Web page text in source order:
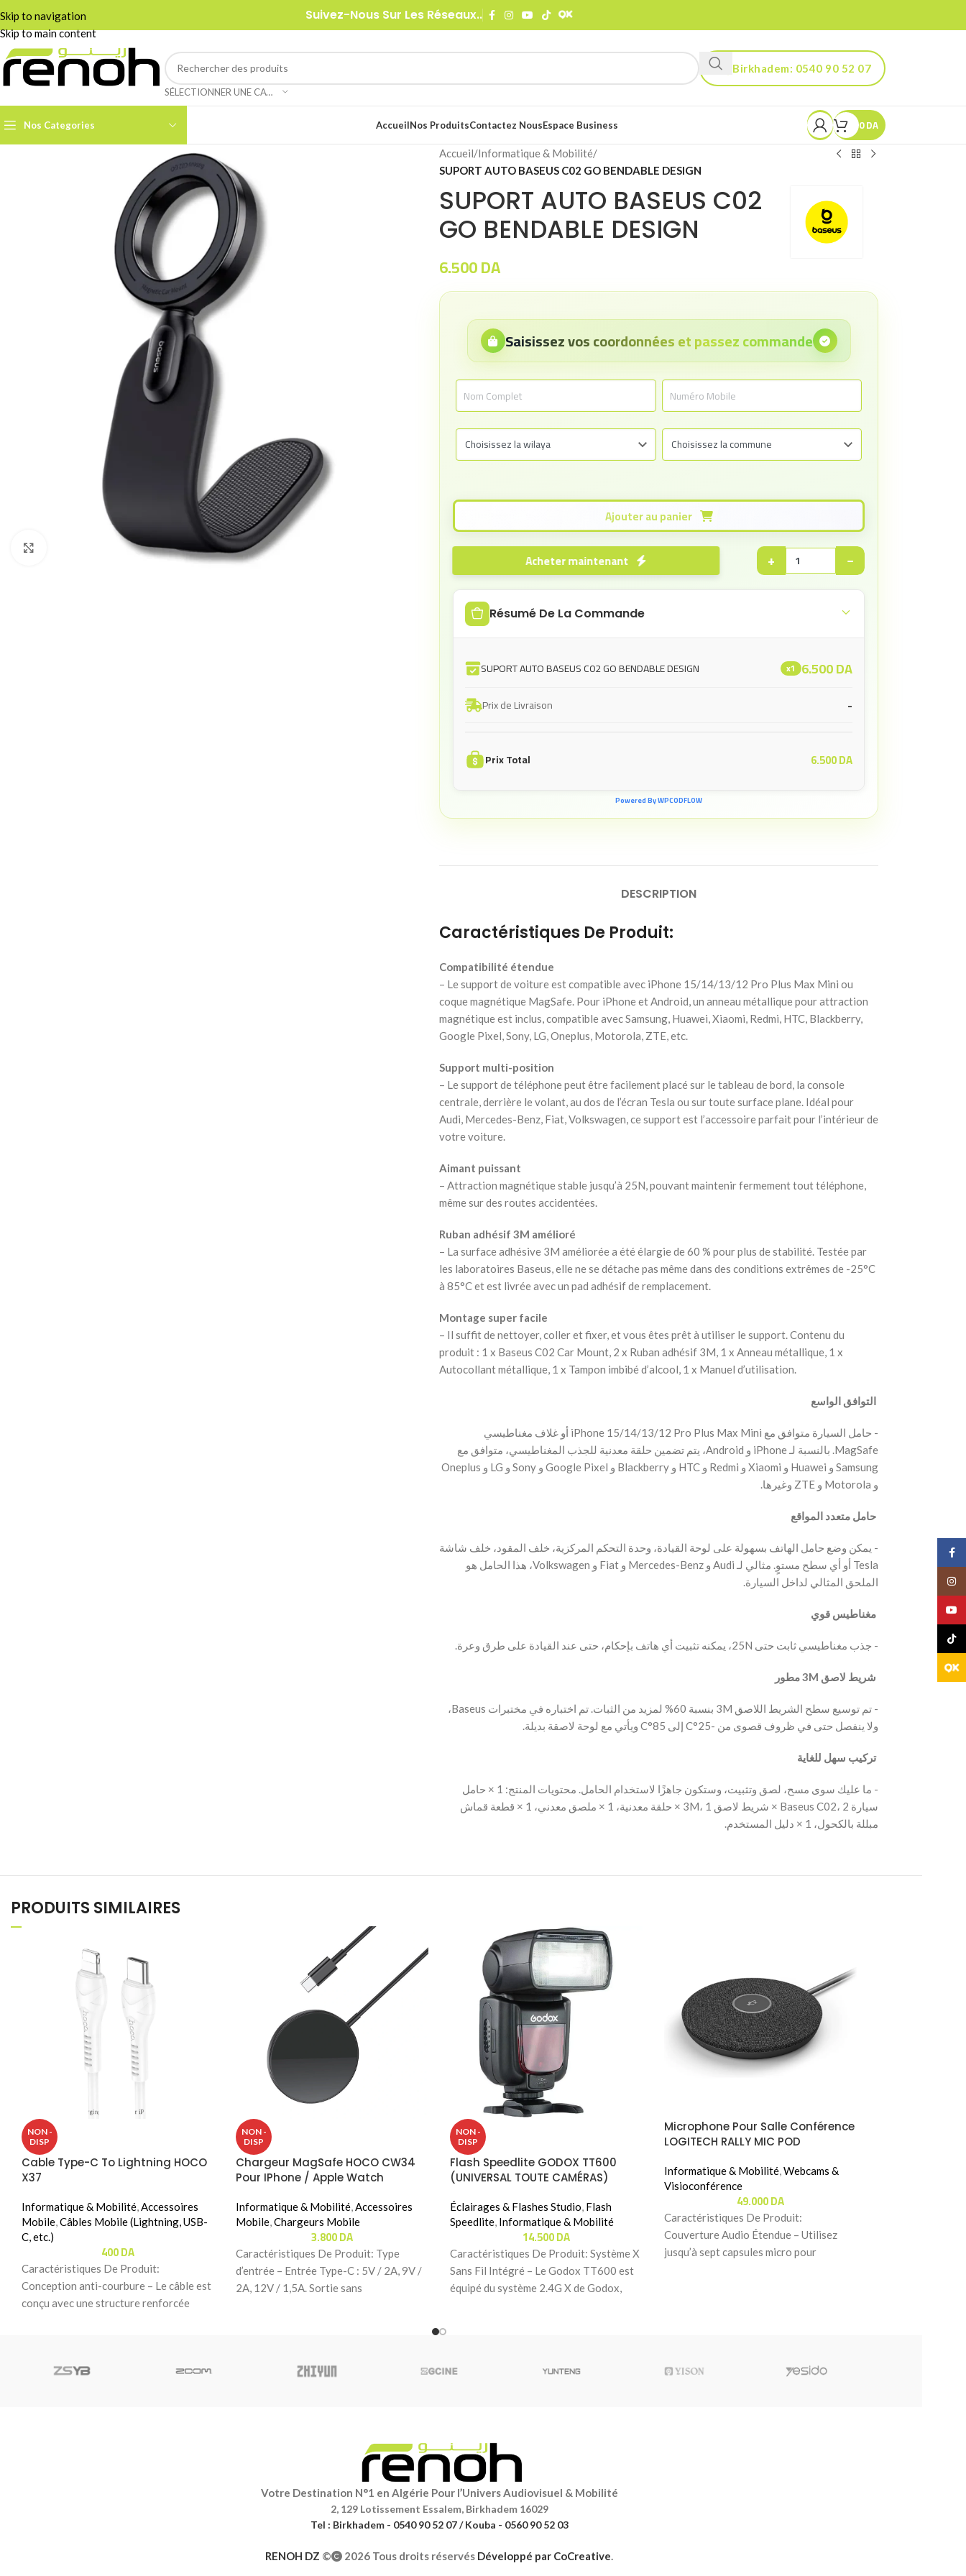
Skip to navigation
Skip to main content
Suivez-Nous Sur Les Réseaux..
SÉLECTIONNER UNE CATÉGORIE
Birkhadem: 0540 90 52 07
Kouba: 0560 90 52 03
Nos Categories
Adaptateurs &
Convertisseurs
Câbles Audio
Câbles Data & Réseau
Câbles Video
Cages & Grips Smartphone
Cartes de Capture Audio /
AccueilNos ProduitsContactez NousEspace Business 0DA
Accueil/Informatique & Mobilité/
SUPORT AUTO BASEUS C02 GO BENDABLE DESIGN
SUPORT AUTO BASEUS C02
GO BENDABLE DESIGN
6.500DA
Saisissez vos coordonnées et passez commande
Ajouter au panier
−
+
Acheter maintenant
Résumé De La Commande
SUPORT AUTO BASEUS C02 GO BENDABLE DESIGN x1 6.500DA
Prix de Livraison -
Prix Total 6.500DA
Powered By WPCODFLOW
DESCRIPTION
Caractéristiques De Produit:
Compatibilité étendue
– Le support de voiture est compatible avec iPhone 15/14/13/12 Pro Plus Max Mini ou
coque magnétique MagSafe. Pour iPhone et Android, un anneau métallique pour attraction
magnétique est inclus, compatible avec Samsung, Huawei, Xiaomi, Redmi, HTC, Blackberry,
Google Pixel, Sony, LG, Oneplus, Motorola, ZTE, etc.
Support multi-position
– Le support de téléphone peut être facilement placé sur le tableau de bord, la console
centrale, derrière le volant, au dos de l’écran Tesla ou sur toute surface plane. Idéal pour
Audi, Mercedes-Benz, Fiat, Volkswagen, ce support est l’accessoire parfait pour l’intérieur de
votre voiture.
Aimant puissant
– Attraction magnétique stable jusqu’à 25N, pouvant maintenir fermement tout téléphone,
même sur des routes accidentées.
Ruban adhésif 3M amélioré
– La surface adhésive 3M améliorée a été élargie de 60 % pour plus de stabilité. Testée par
les laboratoires Baseus, elle ne se détache pas même dans des conditions extrêmes de -25°C
à 85°C et est livrée avec un pad adhésif de remplacement.
Montage super facile
– Il suffit de nettoyer, coller et fixer, et vous êtes prêt à utiliser le support. Contenu du
produit : 1 x Baseus C02 Car Mount, 2 x Ruban adhésif 3M, 1 x Anneau métallique, 1 x
Autocollant métallique, 1 x Tampon imbibé d’alcool, 1 x Manuel d’utilisation.
‫ التوافق الواسع
‫- حامل السيارة متوافق مع iPhone 15/14/13/12 Pro Plus Max Mini أو غلاف مغناطيسي
MagSafe. بالنسبة لـ iPhone و Android، يتم تضمين حلقة معدنية للجذب المغناطيسي، متوافق مع
Samsung و Huawei و Xiaomi و Redmi و HTC و Blackberry و Google Pixel و Sony و LG و Oneplus
و Motorola و ZTE وغيرها.
‫ حامل متعدد المواقع
‫- يمكن وضع حامل الهاتف بسهولة على لوحة القيادة، وحدة التحكم المركزية، خلف المقود، خلف شاشة
Tesla أو أي سطح مستوٍ. مثالي لـ Audi و Mercedes-Benz و Fiat و Volkswagen، هذا الحامل هو
الملحق المثالي لداخل السيارة.
‫ مغناطيس قوي
‫- جذب مغناطيسي ثابت حتى 25N، يمكنه تثبيت أي هاتف بإحكام، حتى عند القيادة على طرق وعرة.
‫ شريط لاصق 3M مطور
‫- تم توسيع سطح الشريط اللاصق 3M بنسبة 60% لمزيد من الثبات. تم اختباره في مختبرات Baseus،
ولا ينفصل حتى في ظروف قصوى من -25°C إلى 85°C ويأتي مع لوحة لاصقة بديلة.
‫ تركيب سهل للغاية
‫- ما عليك سوى مسح، لصق وتثبيت، وستكون جاهزًا لاستخدام الحامل. محتويات المنتج: 1 × حامل
سيارة Baseus C02، 2 × شريط لاصق 3M، 1 × حلقة معدنية، 1 × ملصق معدني، 1 × قطعة قماش
مبللة بالكحول، 1 × دليل المستخدم.
PRODUITS SIMILAIRES
NON -
DISP
Cable Type-C To Lightning HOCO
X37
Informatique & Mobilité,Accessoires
Mobile,Câbles Mobile (Lightning, USB-
C, etc.)
400DA
Caractéristiques De Produit:
Conception anti-courbure – Le câble est
conçu avec une structure renforcée
NON -
DISP
Chargeur MagSafe HOCO CW34
Pour IPhone / Apple Watch
Informatique & Mobilité,Accessoires
Mobile,Chargeurs Mobile
3.800DA
Caractéristiques De Produit: Type
d’entrée – Entrée Type-C : 5V / 2A, 9V /
2A, 12V / 1,5A. Sortie sans
NON -
DISP
Flash Speedlite GODOX TT600
(UNIVERSAL TOUTE CAMÉRAS)
Éclairages & Flashes Studio, Flash
Speedlite, Informatique & Mobilité
14.500DA
Caractéristiques De Produit: Système X
Sans Fil Intégré – Le Godox TT600 est
équipé du système 2.4G X de Godox,
Microphone Pour Salle Conférence
LOGITECH RALLY MIC POD
Informatique & Mobilité,Webcams &
Visioconférence
49.000DA
Caractéristiques De Produit:
Couverture Audio Étendue – Utilisez
jusqu’à sept capsules micro pour
Votre Destination N°1 en Algérie Pour l’Univers Audiovisuel & Mobilité
2, 129 Lotissement Essalem, Birkhadem 16029
Tel : Birkhadem - 0540 90 52 07 / Kouba - 0560 90 52 03
RENOH DZ © 2026 Tous droits réservés Développé par CoCreative.